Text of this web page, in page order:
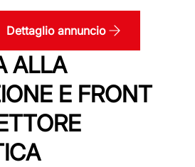
Dettaglio annuncio
ALLA
E FRONT